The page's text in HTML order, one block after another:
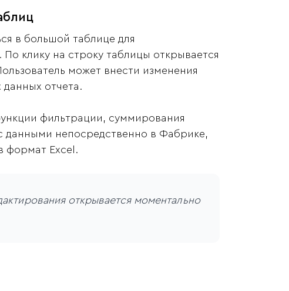
в большой таблице для
клику на строку таблицы открывается
может внести изменения
данных отчета.
фильтрации, суммирования
данными непосредственно в Фабрике,
формат Excel.
открывается моментально